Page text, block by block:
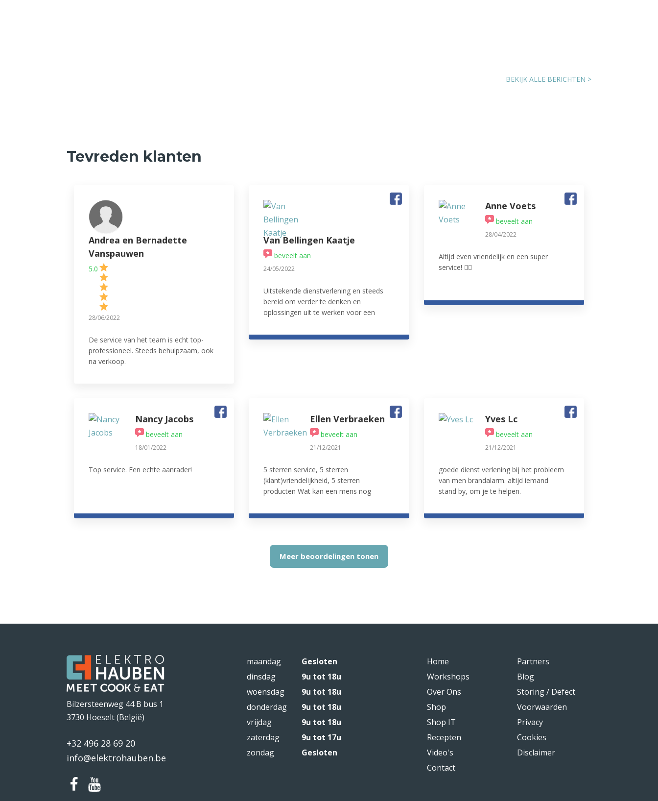
BEKIJK ALLE BERICHTEN >
Tevreden klanten
Andrea en Bernadette
Vanspauwen
5.0
28/06/2022
De service van het team is echt top-
professioneel. Steeds behulpzaam, ook
na verkoop.
kennen en altijd gezellig met mensen
die dezelfde interesses delen, nl. lekker
koken.
Van Bellingen Kaatje
beveelt aan
24/05/2022
Uitstekende dienstverlening en steeds
bereid om verder te denken en
oplossingen uit te werken voor een
Anne Voets
beveelt aan
28/04/2022
Altijd even vriendelijk en een super
service! 👌🏻
Nancy Jacobs
beveelt aan
18/01/2022
Top service. Een echte aanrader!
Ellen Verbraeken
beveelt aan
21/12/2021
5 sterren service, 5 sterren
(klant)vriendelijkheid, 5 sterren
producten Wat kan een mens nog
komen zeker en vast terug.
Yves Lc
beveelt aan
21/12/2021
goede dienst verlening bij het probleem
van men brandalarm. altijd iemand
stand by, om je te helpen.
Meer beoordelingen tonen
Bilzersteenweg 44 B bus 1
3730 Hoeselt (België)
+32 496 28 69 20
info@elektrohauben.be
maandag
Gesloten
dinsdag
9u tot 18u
woensdag
9u tot 18u
donderdag
9u tot 18u
vrijdag
9u tot 18u
zaterdag
9u tot 17u
zondag
Gesloten
Home
Workshops
Over Ons
Shop
Shop IT
Recepten
Video's
Contact
Partners
Blog
Storing / Defect
Voorwaarden
Privacy
Cookies
Disclaimer